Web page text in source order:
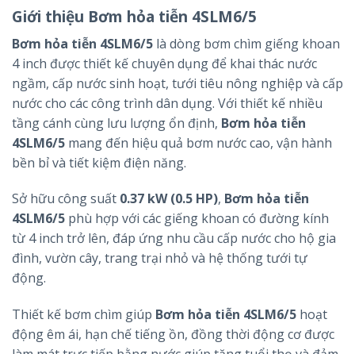
Giới thiệu Bơm hỏa tiễn 4SLM6/5
Bơm hỏa tiễn 4SLM6/5 là dòng bơm chìm giếng khoan
4 inch được thiết kế chuyên dụng để khai thác nước
ngầm, cấp nước sinh hoạt, tưới tiêu nông nghiệp và cấp
nước cho các công trình dân dụng. Với thiết kế nhiều
tầng cánh cùng lưu lượng ổn định, Bơm hỏa tiễn
4SLM6/5 mang đến hiệu quả bơm nước cao, vận hành
bền bỉ và tiết kiệm điện năng.
Sở hữu công suất 0.37 kW (0.5 HP), Bơm hỏa tiễn
4SLM6/5 phù hợp với các giếng khoan có đường kính
từ 4 inch trở lên, đáp ứng nhu cầu cấp nước cho hộ gia
đình, vườn cây, trang trại nhỏ và hệ thống tưới tự
động.
Thiết kế bơm chìm giúp Bơm hỏa tiễn 4SLM6/5 hoạt
động êm ái, hạn chế tiếng ồn, đồng thời động cơ được